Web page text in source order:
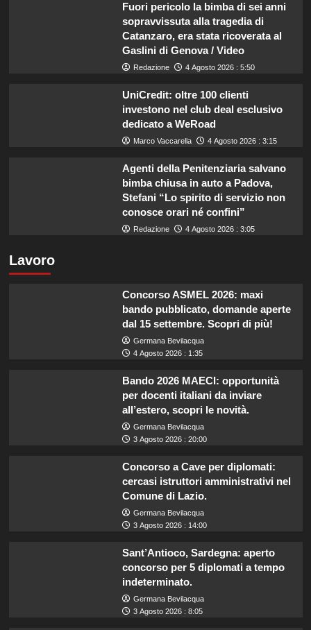
Fuori pericolo la bimba di sei anni
sopravvissuta alla tragedia di
Catanzaro, era stata ricoverata al
Gaslini di Genova / Video
Redazione 4 Agosto 2026 : 5:50
UniCredit: oltre 100 clienti
investono nel club deal esclusivo
dedicato a WeRoad
Marco Vaccarella 4 Agosto 2026 : 3:15
Agenti della Penitenziaria salvano
bimba chiusa in auto a Padova,
Stefani “Lo spirito di servizio non
conosce orari né confini”
Redazione 4 Agosto 2026 : 3:05
Lavoro
Concorso ASMEL 2026: maxi
bando pubblicato, domande aperte
dal 15 settembre. Scopri di più!
Germana Bevilacqua
4 Agosto 2026 : 1:35
Bando 2026 MAECI: opportunità
per docenti italiani da inviare
all’estero, scopri le novità.
Germana Bevilacqua
3 Agosto 2026 : 20:00
Concorso a Cave per diplomati:
cercasi istruttori amministrativi nel
Comune di Lazio.
Germana Bevilacqua
3 Agosto 2026 : 14:00
Sant’Antioco, Sardegna: aperto
concorso per 5 diplomati a tempo
indeterminato.
Germana Bevilacqua
3 Agosto 2026 : 8:05